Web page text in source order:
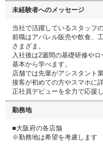
未経験者へのメッセージ
当社で活躍しているスタッフ
前職はアパレル販売や飲食、
さまざま。
入社後は2週間の基礎研修や
基本から学べます。
店舗では先輩がアシスタント
接客が初めての方やスマホに
正社員デビューを全力で応援
勤務地
■大阪府の各店舗
※勤務地は希望を考慮します